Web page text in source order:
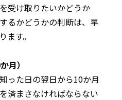
受け取りたいかどうか
るかどうかの判断は、早
す。
月）
った日の翌日から10か月
済まさなければならない